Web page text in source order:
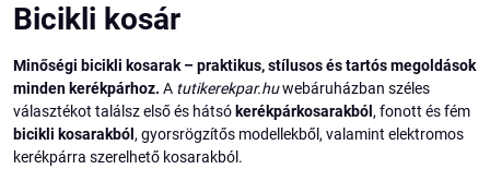
Bicikli kosár
Minőségi bicikli kosarak – praktikus, stílusos és tartós megoldások
minden kerékpárhoz. A tutikerekpar.huwebáruházban széles
választékot találsz első és hátsó kerékpárkosarakból , fonott és fém
bicikli kosarakból , gyorsrögzítős modellekből, valamint elektromos
kerékpárra szerelhető kosarakból.